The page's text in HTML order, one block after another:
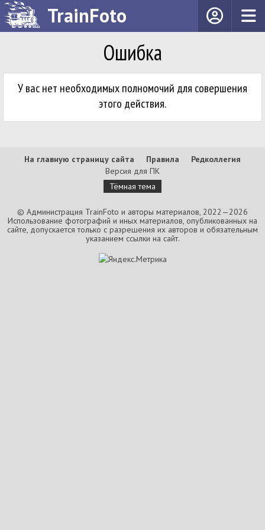
TrainFoto
Ошибка
У вас нет необходимых полномочий для совершения
этого действия.
На главную страницу сайта Правила
Редколлегия
Версия для ПК
Тёмная тема
© Администрация TrainFoto и авторы материалов, 2022—2026
Использование фотографий и иных материалов, опубликованных на
сайте, допускается только с разрешения их авторов и обязательным
указанием ссылки на сайт.